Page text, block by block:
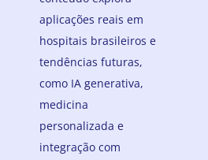
aplicações reais em
hospitais brasileiros e
tendências futuras,
como IA generativa,
medicina
personalizada e
integração com